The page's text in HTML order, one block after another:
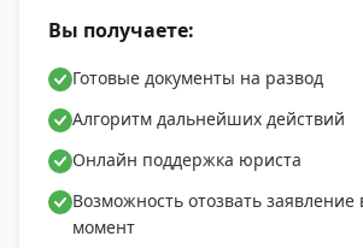
Вы получаете:
Готовые документы на развод
Алгоритм дальнейших действий
Онлайн поддержка юриста
Возможность отозвать
момент